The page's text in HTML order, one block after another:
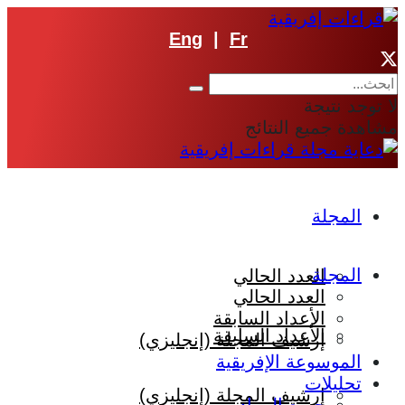
Eng Fr
لا توجد نتيجة
مشاهدة جميع النتائج
المجلة
العدد الحالي
الأعداد السابقة
إرشيف المجلة (إنجليزي)
المجلة
العدد الحالي
الأعداد السابقة
إرشيف المجلة (إنجليزي)
الموسوعة الإفريقية
تحليلات